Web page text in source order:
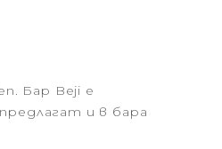
Бар Beji е
и в бара